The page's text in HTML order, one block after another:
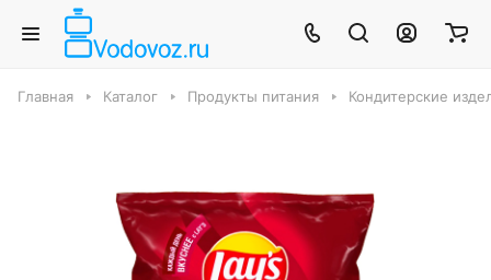
Главная Каталог Продукты питания Кондитерские